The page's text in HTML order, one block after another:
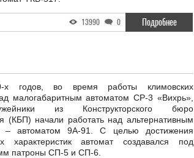
13990 0 Подробнее
годов, во время работы климовских
малогабаритным автоматом СР-3 «Вихрь»,
из Конструкторского бюро
(КБП) начали работать над альтернативным
– автоматом 9А-91. С целью достижения
характеристик автомат создавался под
патроны СП-5 и СП-6.